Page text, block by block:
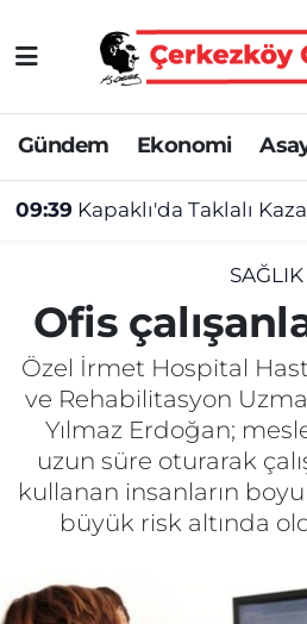
Gündem Ekonomi
09:39 Kapaklı'da Taklalı
SAĞLIK
Ofis
Özel İrmet Hospital
ve Rehabilitasyon
Yılmaz Erdoğan;
uzun süre oturarak
kullanan insanların
büyük risk altında
Asayiş
Ekonomi
Gündem
Kültür&Sanat
Manşet
SAĞLIK
Spor
Tekirdağ Nöbetçi
Tekirdağ Hava
Tekirdağ Namaz
Tekirdağ Trafik
Süper Lig Puan
Tüm Manşetler
Son Dakika Haberleri
Haber Arşivi